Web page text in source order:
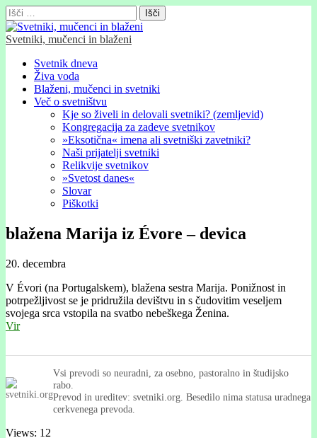
Išči:
Svetniki, mučenci in blaženi
Glavni
meni
Skip
content
Svetnik dneva
Živa voda
Blaženi, mučenci in svetniki
Več o svetništvu
Kje so živeli in delovali svetniki? (zemljevid)
Kongregacija za zadeve svetnikov
»Eksotična« imena ali svetniški zavetniki?
Naši prijatelji svetniki
Relikvije svetnikov
»Svetost danes«
Slovar
Piškotki
blažena Marija iz Évore – devica
20. decembra
V Évori (na Portugalskem), blažena sestra Marija. Ponižnost in
potrpežljivost se je pridružila devištvu in s čudovitim veseljem
svojega srca vstopila na svatbo nebeškega Ženina.
Vir
Vsi prevodi so neuradni, za osebno, pastoralno in študijsko
rabo.
Prevod in ureditev: svetniki.org. Besedilo nima statusa uradnega
cerkvenega prevoda.
Views: 12